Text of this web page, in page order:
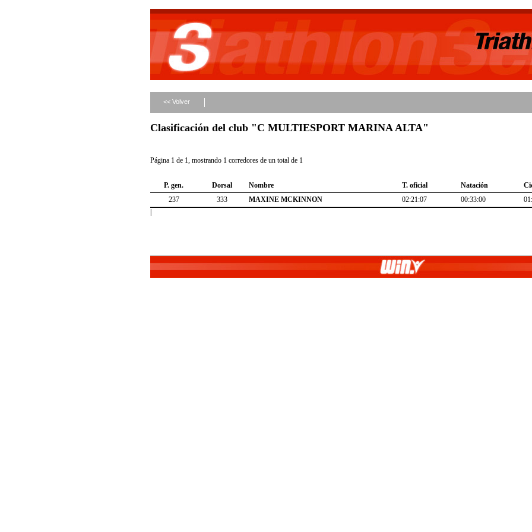
<< Volver
Clasificación del club "C MULTIESPORT MARINA ALTA"
Página 1 de 1, mostrando 1 corredores de un total de 1
P. gen. Dorsal Nombre T. oficial Natación
237
333 MAXINE MCKINNON 02:21:07 00:33:00
|